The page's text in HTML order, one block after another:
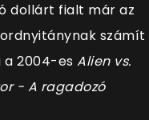
dollárt fialt már az
számít
2004-es Alien vs.
- A ragadozó